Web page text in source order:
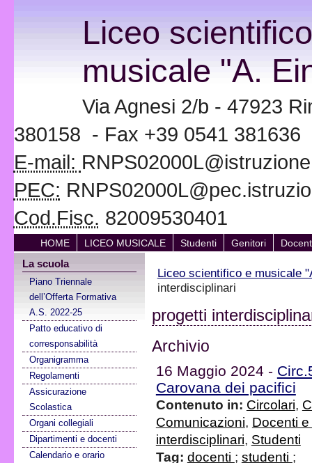
Liceo
musicale "A.
Via Agnesi 2/b - 47923
380158 - Fax +39 0541 381636
E-mail:
PEC:
Cod.Fisc. 82009530401
HOME LICEO MUSICALE Studenti Genitori
La scuola
Piano Triennale
dell’Offerta Formativa
A.S. 2022-25
Patto educativo di
corresponsabilità
Organigramma
Regolamenti
Assicurazione
Scolastica
Organi collegiali
Dipartimenti e docenti
Calendario e orario
Liceo scientifico e musicale
interdisciplinari
progetti
Archivio
16 Maggio 2024 -
Carovana dei pacifici
Contenuto in: Circolari,
Comunicazioni, Docenti e
interdisciplinari, Studenti
Tag: docenti ; studenti ;